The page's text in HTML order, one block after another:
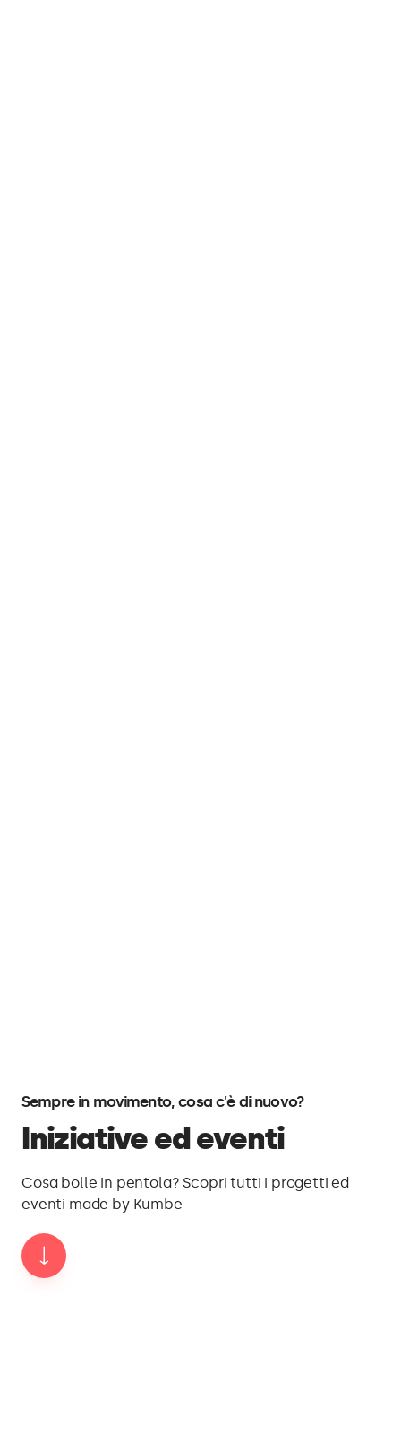
Sempre in movimento, cosa c'è di nuovo?
Iniziative ed eventi
Cosa bolle in pentola? Scopri tutti i progetti ed
eventi made by Kumbe